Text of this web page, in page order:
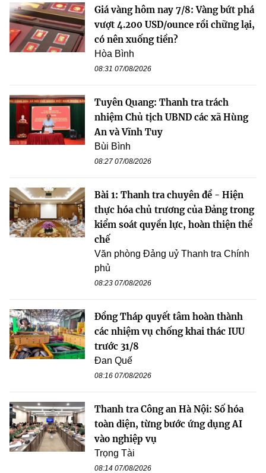
Giá vàng hôm nay 7/8: Vàng bứt phá
vượt 4.200 USD/ounce rồi chững lại,
có nên xuống tiền?
Hòa Bình
08:31 07/08/2026
Tuyên Quang: Thanh tra trách
nhiệm Chủ tịch UBND các xã Hùng
An và Vĩnh Tuy
Bùi Bình
08:27 07/08/2026
Bài 1: Thanh tra chuyên đề - Hiện
thực hóa chủ trương của Đảng trong
kiểm soát quyền lực, hoàn thiện thể
chế
Văn phòng Đảng uỷ Thanh tra Chính
phủ
08:23 07/08/2026
Đồng Tháp quyết tâm hoàn thành
các nhiệm vụ chống khai thác IUU
trước 31/8
Đan Quế
08:16 07/08/2026
Thanh tra Công an Hà Nội: Số hóa
toàn diện, từng bước ứng dụng AI
vào nghiệp vụ
Trọng Tài
08:14 07/08/2026